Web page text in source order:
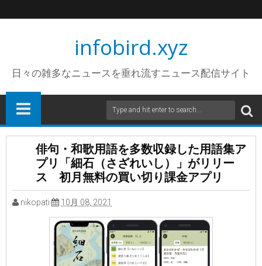
infobird.xyz
日々の雑多なニュースを垂れ流すニュース配信サイト
俳句・和歌用語を多数収録した用語集ア
プリ「細石（さざれいし）」がリリー
ス 初月無料の買い切り課金アプリ
nikopati 10月 08, 2021